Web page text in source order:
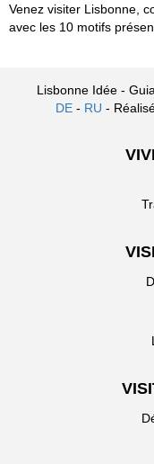
Venez visiter Lisbonne,
avec les 10 motifs
Lisbonne Idée -
DE- RU -